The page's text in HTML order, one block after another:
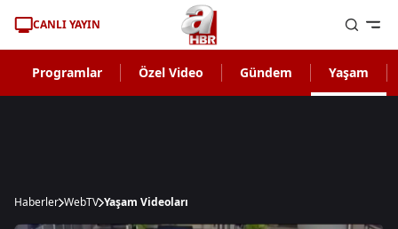
CANLI YAYIN
Programlar Özel Video Gündem Yaşam
Haberler WebTV Yaşam Videoları